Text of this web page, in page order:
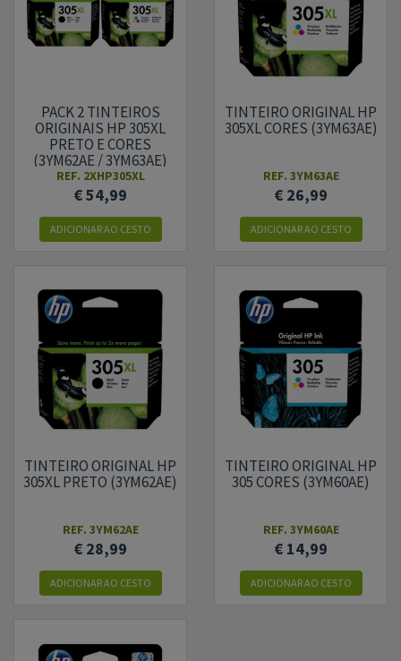
PACK 2 TINTEIROS
ORIGINAIS HP 305XL
PRETO E CORES
(3YM62AE / 3YM63AE)
REF. 2XHP305XL
€ 54,99
ADICIONARAO CESTO
TINTEIRO ORIGINAL HP
305XL CORES (3YM63AE)
REF. 3YM63AE
€ 26,99
ADICIONARAO CESTO
TINTEIRO ORIGINAL HP
305XL PRETO (3YM62AE)
REF. 3YM62AE
€ 28,99
ADICIONARAO CESTO
TINTEIRO ORIGINAL HP
305 CORES (3YM60AE)
REF. 3YM60AE
€ 14,99
ADICIONARAO CESTO